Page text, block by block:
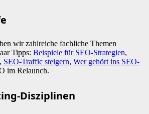
wir zahlreiche fachliche Themen
Tipps: Beispiele für SEO-Strategien,
, SEO-Traffic steigern, Wer gehört ins SEO-
im Relaunch.
Disziplinen